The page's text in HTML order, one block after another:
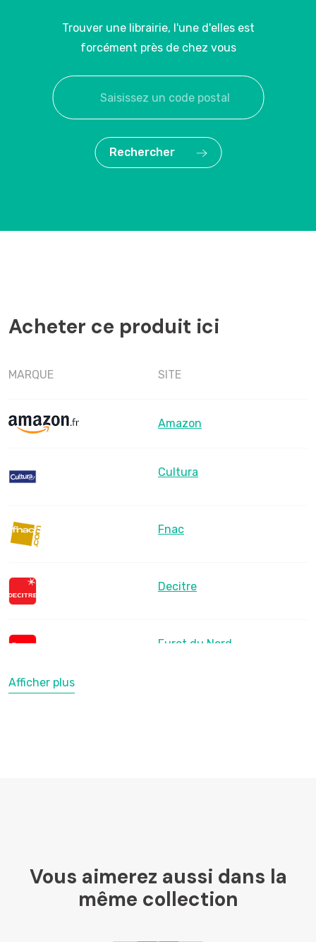
Trouver une librairie, l'une d'elles est
forcément près de chez vous
Rechercher
Acheter ce produit ici
MARQUE SITE
Amazon
Cultura
Fnac
Decitre
Furet du Nord
Mollat
Afficher plus
Vous aimerez aussi dans la
même collection